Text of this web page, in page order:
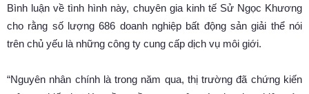
Bình luận về tình hình này, chuyên gia kinh tế Sử Ngọc Khương
cho rằng số lượng 686 doanh nghiệp bất động sản giải thể nói
trên chủ yếu là những công ty cung cấp dịch vụ môi giới.
“Nguyên nhân chính là trong năm qua, thị trường đã chứng kiến